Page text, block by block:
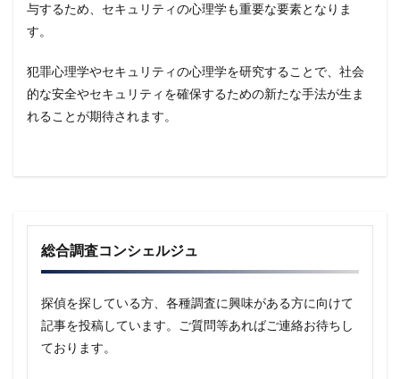
与するため、セキュリティの心理学も重要な要素となりま
す。
犯罪心理学やセキュリティの心理学を研究することで、社会
的な安全やセキュリティを確保するための新たな手法が生ま
れることが期待されます。
総合調査コンシェルジュ
探偵を探している方、各種調査に興味がある方に向けて
記事を投稿しています。ご質問等あればご連絡お待ちし
ております。